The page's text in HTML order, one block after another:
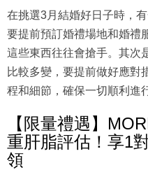
在挑選3月結婚好日子時，
要提前預訂婚禮場地和婚禮
這些東西往往會搶手。其次
比較多變，要提前做好應對
程和細節，確保一切順利進
【限量禮遇】
重肝脂評估！享1
領